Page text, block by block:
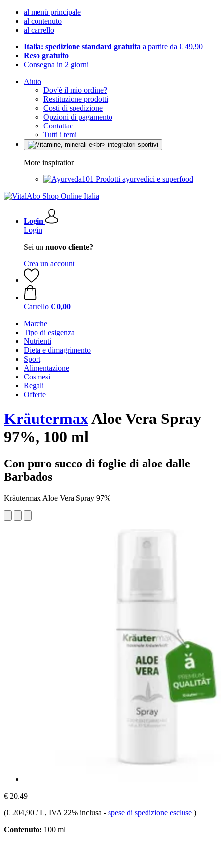
al menù principale
al contenuto
al carrello
Italia: spedizione standard gratuita a partire da € 49,90
Reso gratuito
Consegna in 2 giorni
Aiuto
Dov'è il mio ordine?
Restituzione prodotti
Costi di spedizione
Opzioni di pagamento
Contattaci
Tutti i temi
More inspiration
Prodotti ayurvedici e superfood
Login
Login
Sei un nuovo cliente?
Crea un account
Carrello € 0,00
Marche
Tipo di esigenza
Nutrienti
Dieta e dimagrimento
Sport
Alimentazione
Cosmesi
Regali
Offerte
KräutermaxAloe Vera Spray
97%, 100 ml
Con puro succo di foglie di aloe dalle
Barbados
Kräutermax Aloe Vera Spray 97%
€ 20,49
(€ 204,90 / L, IVA 22% inclusa - spese di spedizione escluse )
Contenuto: 100 ml